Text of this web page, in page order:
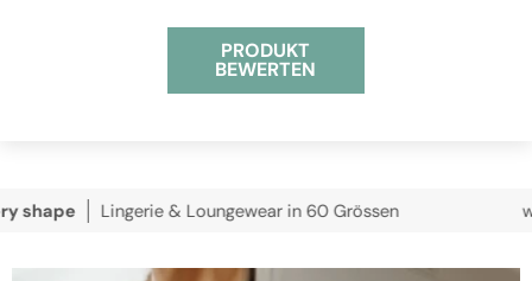
PRODUKT
BEWERTEN
Lingerie & Loungewear in 60 Grössen wir